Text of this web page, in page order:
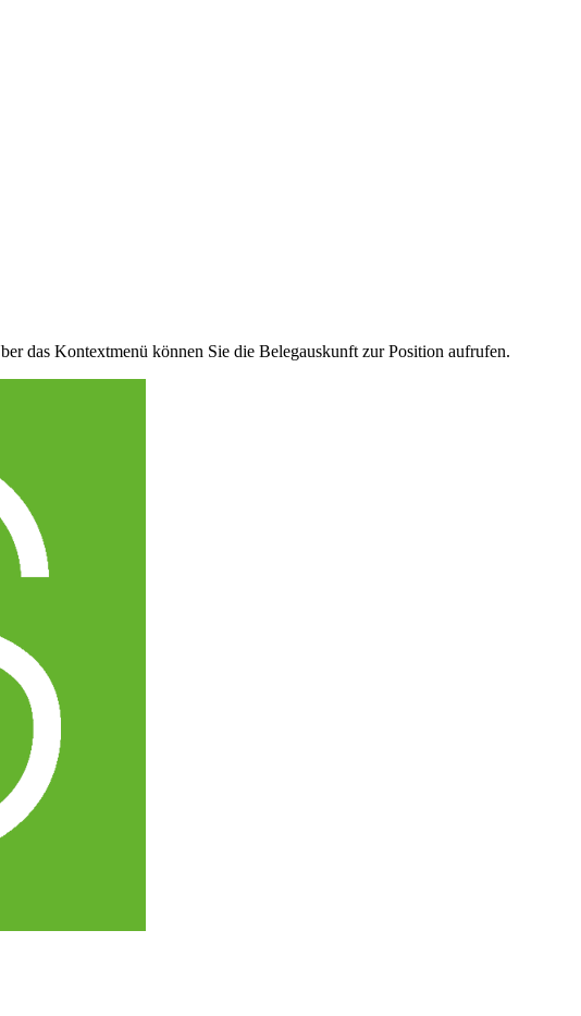
das Kontextmenü können Sie die Belegauskunft zur Position aufrufen.